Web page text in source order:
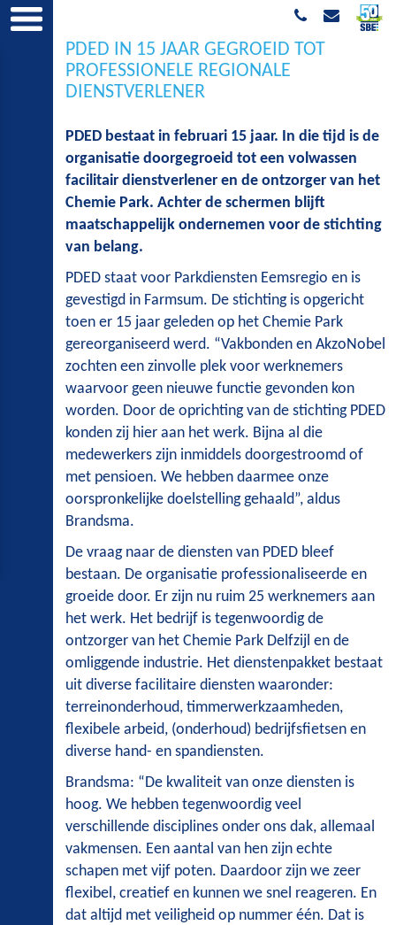
PDED IN 15 JAAR GEGROEID TOT
PROFESSIONELE REGIONALE
DIENSTVERLENER
PDED bestaat in februari 15 jaar. In die tijd is de
organisatie doorgegroeid tot een volwassen
facilitair dienstverlener en de ontzorger van het
Chemie Park. Achter de schermen blijft
maatschappelijk ondernemen voor de stichting
van belang.
PDED staat voor Parkdiensten Eemsregio en is
gevestigd in Farmsum. De stichting is opgericht
toen er 15 jaar geleden op het Chemie Park
gereorganiseerd werd. “Vakbonden en AkzoNobel
zochten een zinvolle plek voor werknemers
waarvoor geen nieuwe functie gevonden kon
worden. Door de oprichting van de stichting PDED
konden zij hier aan het werk. Bijna al die
medewerkers zijn inmiddels doorgestroomd of
met pensioen. We hebben daarmee onze
oorspronkelijke doelstelling gehaald”, aldus
Brandsma.
De vraag naar de diensten van PDED bleef
bestaan. De organisatie professionaliseerde en
groeide door. Er zijn nu ruim 25 werknemers aan
het werk. Het bedrijf is tegenwoordig de
ontzorger van het Chemie Park Delfzijl en de
omliggende industrie. Het dienstenpakket bestaat
uit diverse facilitaire diensten waaronder:
terreinonderhoud, timmerwerkzaamheden,
flexibele arbeid, (onderhoud) bedrijfsfietsen en
diverse hand- en spandiensten.
Brandsma: “De kwaliteit van onze diensten is
hoog. We hebben tegenwoordig veel
verschillende disciplines onder ons dak, allemaal
vakmensen. Een aantal van hen zijn echte
schapen met vijf poten. Daardoor zijn we zeer
flexibel, creatief en kunnen we snel reageren. En
dat altijd met veiligheid op nummer één. Dat is